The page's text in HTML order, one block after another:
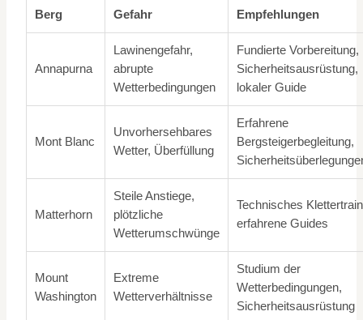
Berg Gefahr Empfehlungen
Annapurna
Lawinengefahr,
abrupte
Wetterbedingungen
Fundierte Vorbereitung,
Sicherheitsausrüstung,
lokaler Guide
Mont Blanc
Unvorhersehbares
Wetter, Überfüllung
Erfahrene
Bergsteigerbegleitung,
Matterhorn
Steile Anstiege,
plötzliche
Wetterumschwünge
Technisches
erfahrene Guides
Mount
Washington
Extreme
Wetterverhältnisse
Studium der
Wetterbedingungen,
Sicherheitsausrüstung